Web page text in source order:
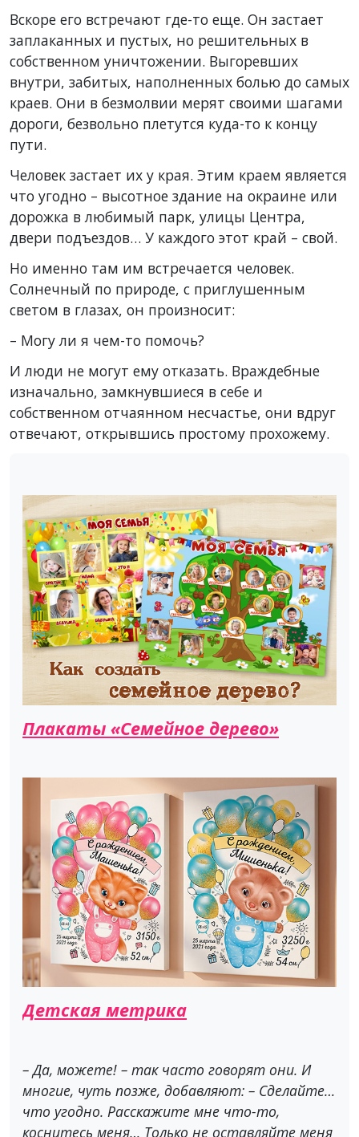
Вскоре его встречают где-то еще. Он застает
заплаканных и пустых, но решительных в
собственном уничтожении. Выгоревших
внутри, забитых, наполненных болью до самых
краев. Они в безмолвии мерят своими шагами
дороги, безвольно плетутся куда-то к концу
пути.
Человек застает их у края. Этим краем является
что угодно – высотное здание на окраине или
дорожка в любимый парк, улицы Центра,
двери подъездов… У каждого этот край – свой.
Но именно там им встречается человек.
Солнечный по природе, с приглушенным
светом в глазах, он произносит:
– Могу ли я чем-то помочь?
И люди не могут ему отказать. Враждебные
изначально, замкнувшиеся в себе и
собственном отчаянном несчастье, они вдруг
отвечают, открывшись простому прохожему.
Плакаты «Семейное дерево»
Детская метрика
– Да, можете! – так часто говорят они. И
многие, чуть позже, добавляют: – Сделайте…
что угодно. Расскажите мне что-то,
коснитесь меня… Только не оставляйте меня